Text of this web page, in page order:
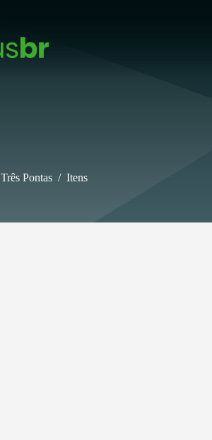
Três Pontas / Itens